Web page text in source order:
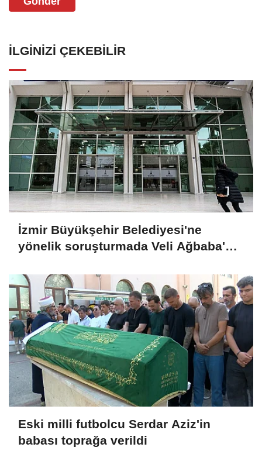
İLGINIZI ÇEKEBILIR
İzmir Büyükşehir Belediyesi'ne
yönelik soruşturmada Veli Ağbaba'nın
Eski milli futbolcu Serdar Aziz'in
babası toprağa verildi